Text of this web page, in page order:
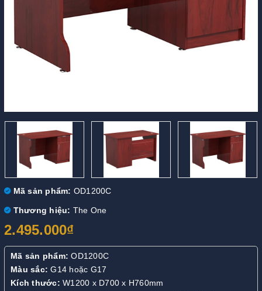
Mã sản phẩm: OD1200C
Thương hiệu: The One
2.495.000₫
Mã sản phẩm: OD1200C
Màu sắc: G14 hoặc G17
Kích thước: W1200 x D700 x H760mm